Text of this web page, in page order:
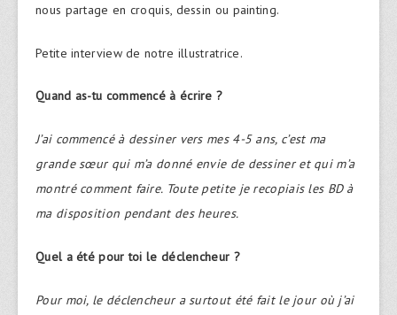
nous partage en croquis, dessin ou painting.
Petite interview de notre illustratrice.
Quand as-tu commencé à écrire ?
J’ai commencé à dessiner vers mes 4-5 ans, c’est ma
grande sœur qui m’a donné envie de dessiner et qui m’a
montré comment faire. Toute petite je recopiais les BD à
ma disposition pendant des heures.
Quel a été pour toi le déclencheur ?
Pour moi, le déclencheur a surtout été fait le jour où j’ai